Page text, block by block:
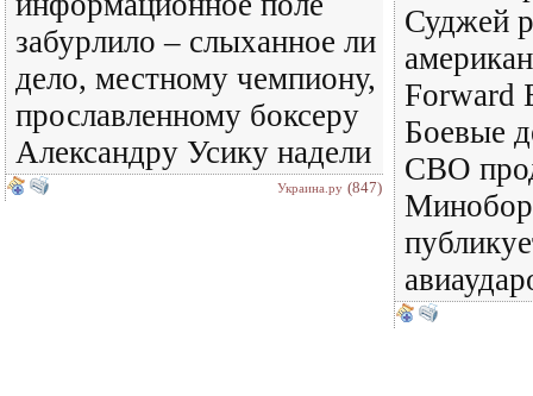
забурлило – слыханное ли
дело, местному чемпиону,
прославленному боксеру
Александру Усику надели
Украина.ру (847)
Суджей
Forward
Боевые
СВО